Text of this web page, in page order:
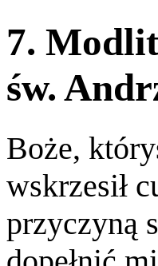
7.
św.
Boże,
wskrzesił
przyczyną